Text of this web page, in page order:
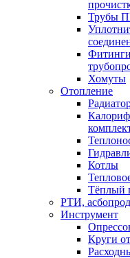
Трубы
Хомуты
Отопление
Котлы
Тёплый
РТИ,
Инструмент
Круги